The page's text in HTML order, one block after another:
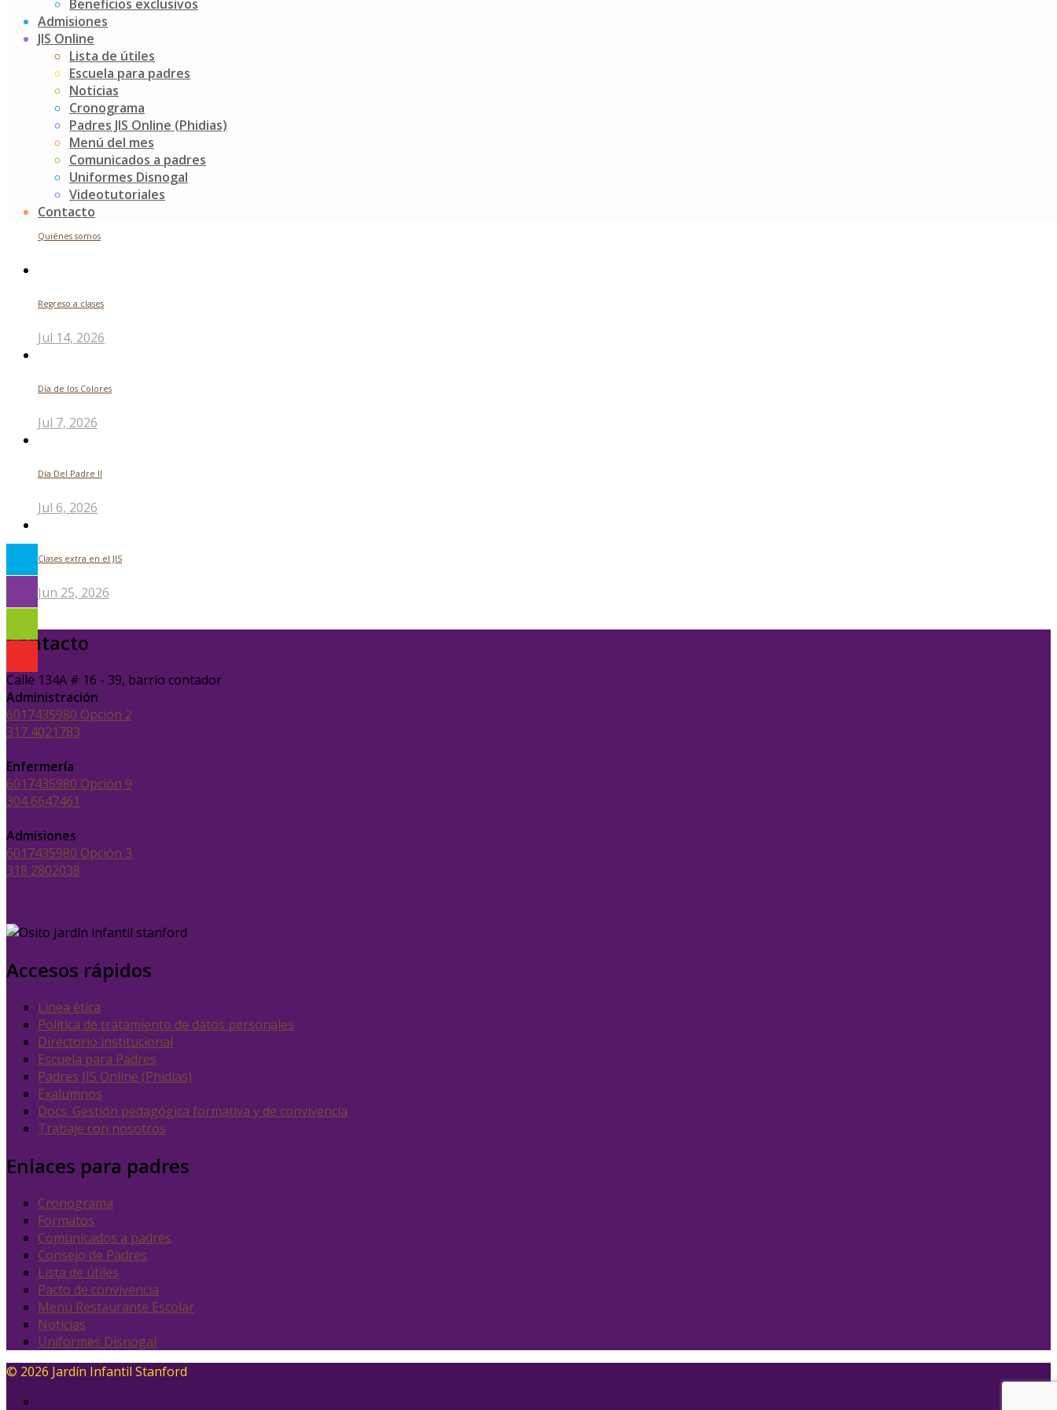
Beneficios exclusivos
Admisiones
JIS Online
Lista de útiles
Escuela para padres
Noticias
Cronograma
Padres JIS Online (Phidias)
Menú del mes
Comunicados a padres
Uniformes Disnogal
Videotutoriales
Contacto
Search
Noticias recientes
Futuros indagadores
Jul 24, 2026
Quiénes somos
Regreso a clases
Jul 14, 2026
Día de los Colores
Jul 7, 2026
Día Del Padre ll
Jul 6, 2026
Clases extra en el JIS
Jun 25, 2026
Contacto
Calle 134A # 16 - 39, barrio contador
Administración
6017435980 Opción 2
317 4021783
Enfermería
6017435980 Opción 9
304 6647461
Admisiones
6017435980 Opción 3
318 2802038
Accesos rápidos
Línea ética
Política de tratamiento de datos personales
Directorio institucional
Escuela para Padres
Padres JIS Online (Phidias)
Exalumnos
Docs. Gestión pedagógica formativa y de convivencia
Trabaje con nosotros
Enlaces para padres
Cronograma
Formatos
Comunicados a padres
Consejo de Padres
Lista de útiles
Pacto de convivencia
Menú Restaurante Escolar
Noticias
Uniformes Disnogal
© 2026 Jardín Infantil Stanford